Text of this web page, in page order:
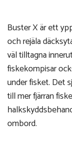
Buster X är ett
och rejäla
väl tilltagna
fiskekompisar
under fisket. Det
till mer fjärran
ombord.